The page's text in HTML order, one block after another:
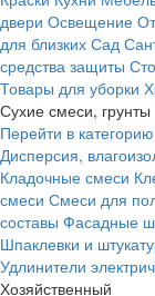
двери Освещение
для близких Сад
средства защиты
Товары для уборки
Сухие смеси, грунты
Перейти в категорию
Дисперсия,
Кладочные смеси
смеси Смеси для
составы Фасадные
Шпаклевки и
Удлинители
Хозяйственный